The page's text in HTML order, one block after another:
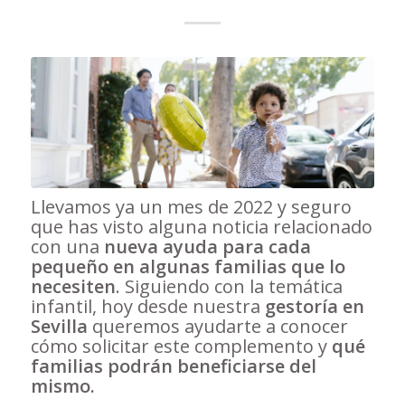
Llevamos ya un mes de 2022 y seguro
que has visto alguna noticia relacionado
con una nueva ayuda para cada
pequeño en algunas familias que lo
necesiten. Siguiendo con la temática
infantil, hoy desde nuestra gestoría en
Sevilla queremos ayudarte a conocer
cómo solicitar este complemento y qué
familias podrán beneficiarse del
mismo.